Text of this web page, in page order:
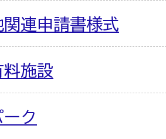
連申請書様式
料施設
ク